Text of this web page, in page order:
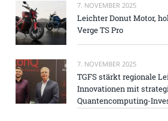
7. NOVEMBER 2025
Leichter Donut Motor,
Verge TS Pro
7. NOVEMBER 2025
TGFS stärkt regionale
Innovationen mit
Quantencomputing-